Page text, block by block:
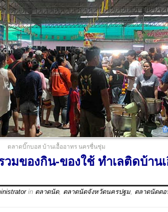
ตลาดบิ๊กบอส บ้านเอื้ออาทร นครชื่นชุ่ม
มของกิน-ของใช้ ทำเลติดบ้าน
in ตลาดนัด, ตลาดนัดจังหวัดนครปฐม ตลาดนัดตอ